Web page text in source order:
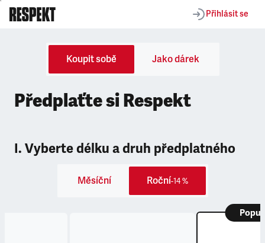
Přihlásit se
Koupit sobě Jako dárek
Předplaťte si Respekt
I. Vyberte délku a druh předplatného
Měsíční Roční-14 %